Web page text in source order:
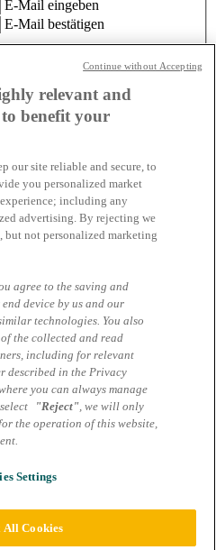
E-Mail eingeben
E-Mail bestätigen
dass mich die TD SYNNEX
Google telefonisch/per Mail
kann ich jederzeit für die
services@tdsynnex.com
wollen, wie die TD SYNNEX
mit diesem Marcom Service
Sie sich in unseren
Darüber hinaus gelten die
SYNNEX GmbH & Co. OHG.
Google Pixel?
GmbH & Co. OHG | Alle Rechte
relevant and
benefit your
our site reliable and secure, to
you personalized market
including any
advertising. By rejecting we
but not personalized marketing
agree to the saving and
device by us and our
technologies. You also
the collected and read
including for relevant
described in the Privacy
you can always manage
"Reject", we will only
the operation of this website,
Settings
All Cookies
Continue without Accepting